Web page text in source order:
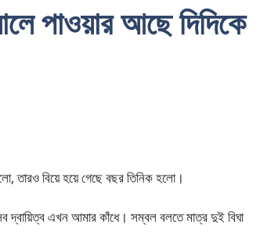
আছে দিদিকে
তারও বিয়ে হয়ে গেছে বছর তিনিক হলো।
দ্বায়িত্ব এখন আমার কাঁধে। সম্বল বলতে মাত্র দুই বিঘা